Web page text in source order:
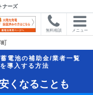
ナーズ
無料相談 メニュー
町
電池の補助金/業者一覧
導入する方法
くなることも